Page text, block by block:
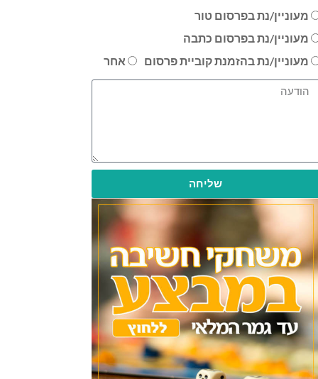
מעוניין/נת בפרסום טור
מעוניין/נת בפרסום כתבה
מעוניין/נת בהזמנת קוביית פרסום
אחר
שליחה